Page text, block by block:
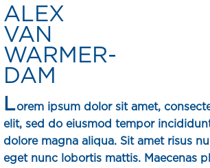
ALEX
VAN
WARMER-
DAM
Lorem ipsum dolor sit amet,
elit, sed do eiusmod tempor
dolore magna aliqua. Sit amet risus
eget nunc lobortis mattis. Maecenas